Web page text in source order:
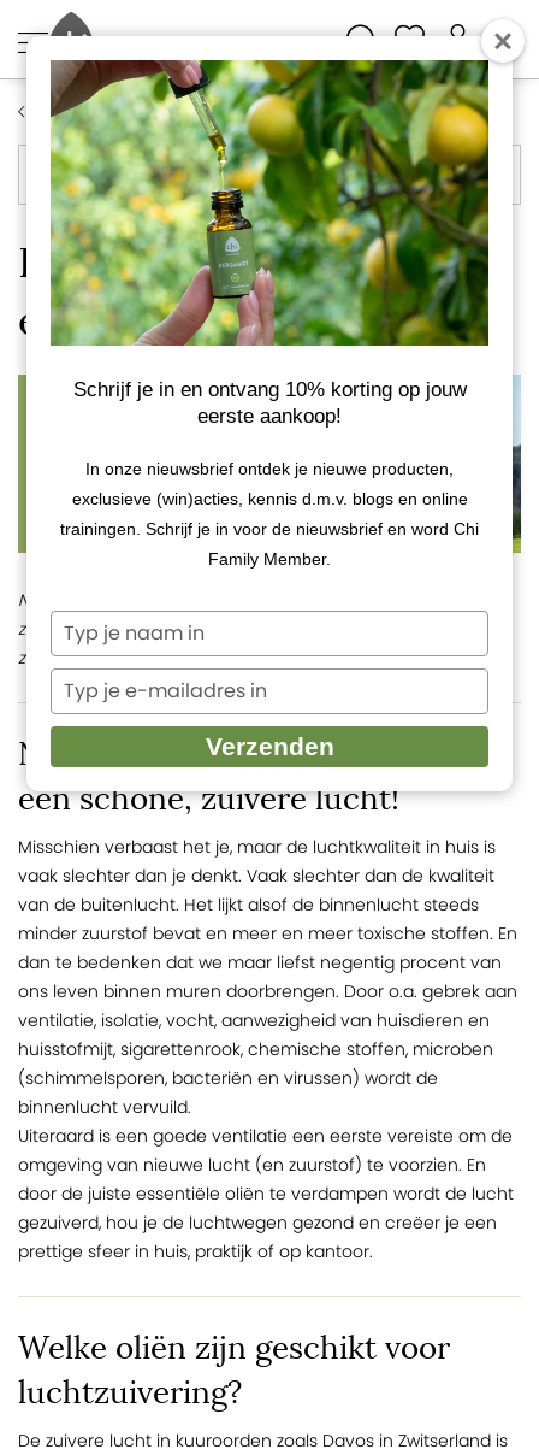
Blog
Luchtzuivering met
etherische oliën
Natuurlijke etherische oliën zijn onmisbaar voor een schone,
zuivere lucht! Lees deze blog en ontdek welke oliën geschikt
zijn voor luchtzuivering.
Natuurlijke etherische oliën voor
een schone, zuivere lucht!
Misschien verbaast het je, maar de luchtkwaliteit in huis is
vaak slechter dan je denkt. Vaak slechter dan de kwaliteit
van de buitenlucht. Het lijkt alsof de binnenlucht steeds
minder zuurstof bevat en meer en meer toxische stoffen. En
dan te bedenken dat we maar liefst negentig procent van
ons leven binnen muren doorbrengen. Door o.a. gebrek aan
ventilatie, isolatie, vocht, aanwezigheid van huisdieren en
huisstofmijt, sigarettenrook, chemische stoffen, microben
(schimmelsporen, bacteriën en virussen) wordt de
binnenlucht vervuild.
Uiteraard is een goede ventilatie een eerste vereiste om de
omgeving van nieuwe lucht (en zuurstof) te voorzien. En
door de juiste essentiële oliën te verdampen wordt de lucht
gezuiverd, hou je de luchtwegen gezond en creëer je een
prettige sfeer in huis, praktijk of op kantoor.
Welke oliën zijn geschikt voor
luchtzuivering?
De zuivere lucht in kuuroorden zoals Davos in Zwitserland is
Blog navigatie
Schrijf je in en ontvang 10% korting op jouw
eerste aankoop!
In onze nieuwsbrief ontdek je nieuwe producten,
exclusieve (win)acties, kennis d.m.v. blogs en online
trainingen. Schrijf je in voor de nieuwsbrief en word Chi
Family Member.
Typ
je
naam
Typ
je
e-
mailadres
Verzenden